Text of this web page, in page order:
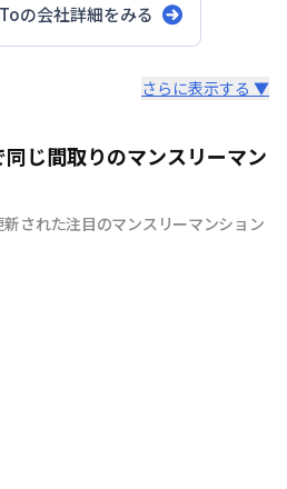
の会社詳細をみる
即日から利用可能なウィークリ
マンションを紹介しておりま
ど様々な用途でお使い いただ
monthly』をぜひご利用くださ
せん。電気・ガス・水道の手
さらに表示する ▼
じ間取りのマンスリーマン
された注目のマンスリーマンション